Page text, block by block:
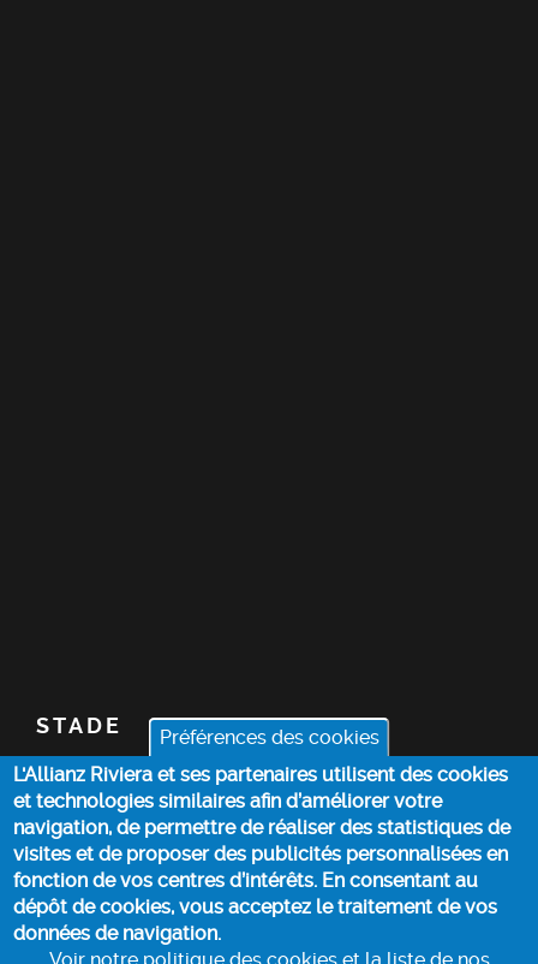
Préférences des cookies
L'Allianz Riviera et ses partenaires utilisent des cookies
et technologies similaires afin d’améliorer votre
navigation, de permettre de réaliser des statistiques de
visites et de proposer des publicités personnalisées en
fonction de vos centres d’intérêts. En consentant au
dépôt de cookies, vous acceptez le traitement de vos
données de navigation.
STADE
BILLETTERIE
ACTUALITÉS
INFOS PRATIQUES